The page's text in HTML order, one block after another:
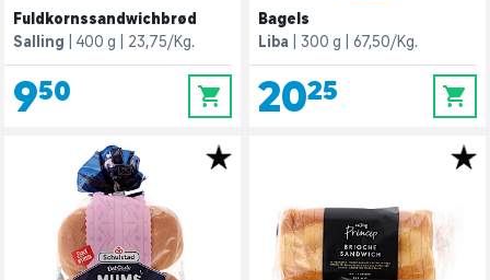
Fuldkornssandwichbrød
Salling
400 g 23,75/Kg.
9,50 0
Bagels
Liba
300 g 67,50/Kg.
20,25 0